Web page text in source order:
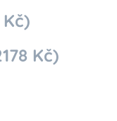
Kč)